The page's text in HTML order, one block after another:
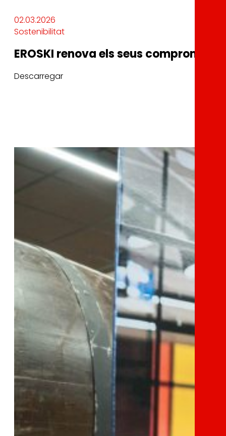
02.03.2026
Sostenibilitat
EROSKI renova els seus
Descarregar